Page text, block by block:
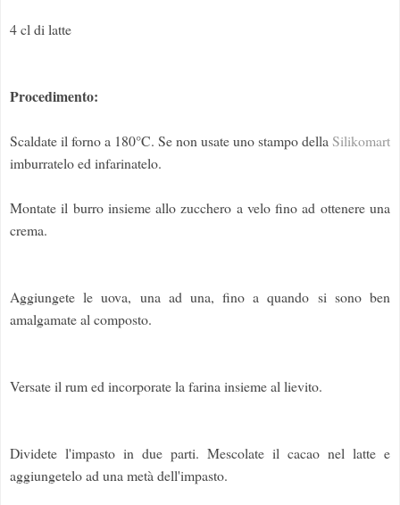
4 cl di latte
Procedimento:
Scaldate il forno a 180°C. Se non usate uno stampo della Silikomart
imburratelo ed infarinatelo.
Montate il burro insieme allo zucchero a velo fino ad ottenere una
crema.
Aggiungete le uova, una ad una, fino a quando si sono ben
amalgamate al composto.
Versate il rum ed incorporate la farina insieme al lievito.
Dividete l'impasto in due parti. Mescolate il cacao nel latte e
aggiungetelo ad una metà dell'impasto.